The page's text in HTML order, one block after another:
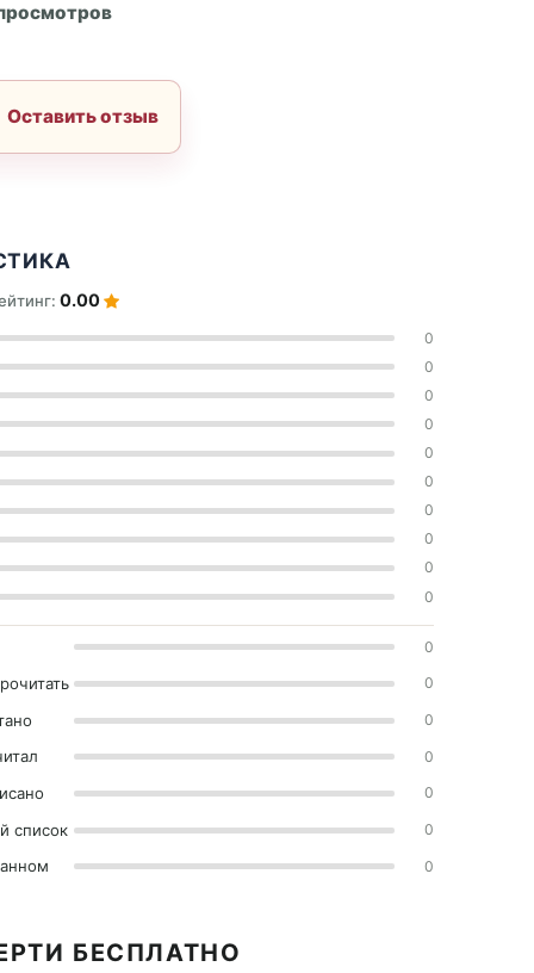
Оставить отзыв
0.00
0
0
0
0
0
0
0
0
0
0
0
0
0
0
0
список 0
0
БЕСПЛАТНО